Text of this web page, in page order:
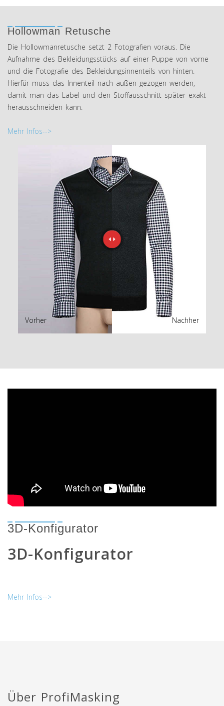
Hollowman Retusche
Die Hollowmanretusche setzt 2 Fotografien voraus. Die
Aufnahme des Bekleidungsstücks auf einer Puppe von vorne
und die Fotografie des Bekleidungsinnenteils von hinten.
Hierfür muss das Innenteil nach außen gezogen werden,
damit man das Label und den Stoffausschnitt später exakt
herausschneiden kann.
Mehr Infos-->
Nachher
Vorher
3D-Konfigurator
3D-Konfigurator
Mehr Infos-->
Über ProfiMasking